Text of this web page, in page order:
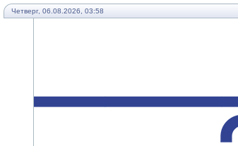
Четверг, 06.08.2026, 03:58